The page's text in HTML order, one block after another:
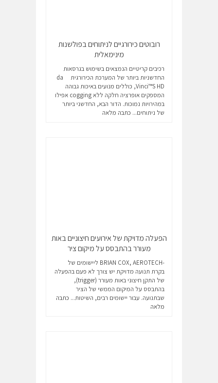
רובוטים כירורגיים לניתוחים בפולשנות
מינימאלית
רכיבים קריטיים הנמצאים בשימוש בגרסאות
החדשניות ביותר של המערכת הכירורגית da
Vinci™S HD, כוללים מנועים באיכות גבוהה
המספקים אופרציה חלקה ללא cogging אפילו
במהירויות נמוכות. הדור הבא, החדשני ביותר
של ניתוחים... כתבה מלאה
הפעלה מדויקת של אירועים חיצוניים באות
מעורר בהתבסס על מיקום ציר
-BRIAN COX, AEROTECH ליישומים של
בקרת תנועה מדויקת יש צורך לא פעם בהפעלה
של התקן חיצוני באות מעורר (trigger),
בהתבסס על המיקום הממשי של הציר
שבתנועה. עבור יישומים רבים, השיטות... כתבה
מלאה